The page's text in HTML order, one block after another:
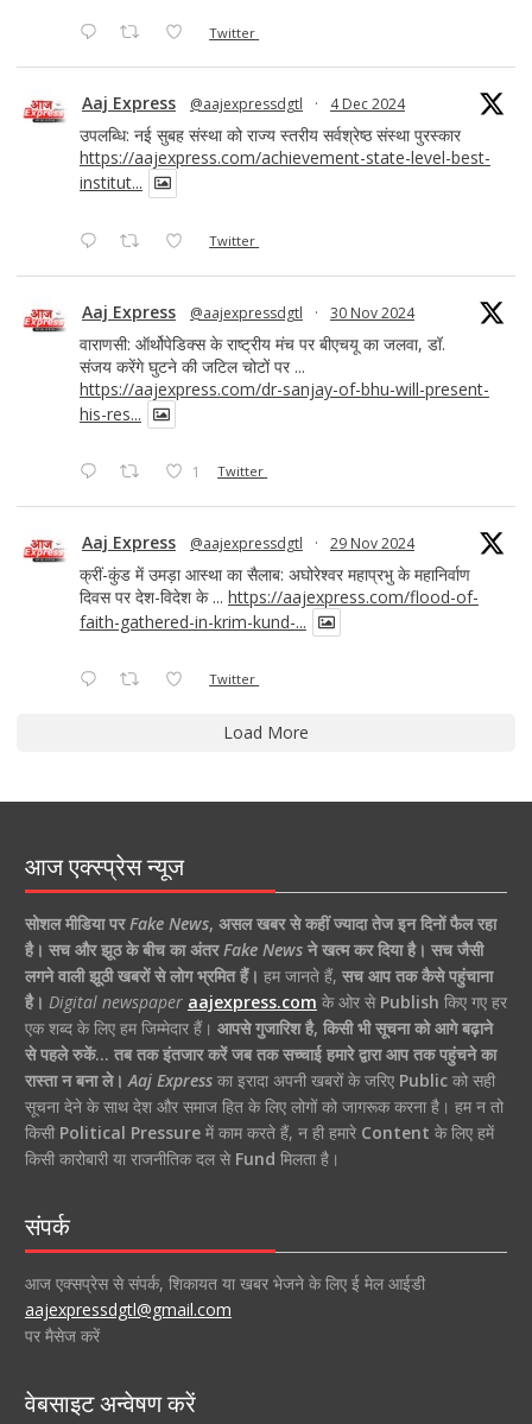
Twitter
Aaj Express @aajexpressdgtl · 4 Dec 2024
उपलब्धि: नई सुबह संस्था को राज्य स्तरीय सर्वश्रेष्ठ संस्था पुरस्कार
https://aajexpress.com/achievement-state-level-best-
institut...
Twitter
Aaj Express @aajexpressdgtl · 30 Nov 2024
वाराणसी: ऑर्थोपेडिक्स के राष्ट्रीय मंच पर बीएचयू का जलवा, डॉ.
संजय करेंगे घुटने की जटिल चोटों पर ...
https://aajexpress.com/dr-sanjay-of-bhu-will-present-
his-res...
1 Twitter
Aaj Express @aajexpressdgtl · 29 Nov 2024
क्रीं-कुंड में उमड़ा आस्था का सैलाब: अघोरेश्वर महाप्रभु के महानिर्वाण
दिवस पर देश-विदेश के ... https://aajexpress.com/flood-of-
faith-gathered-in-krim-kund-...
Twitter
Load More
आज एक्स्प्रेस न्यूज
सोशल मीडिया परFake News, असल खबर से कहीं ज्यादा तेज इन दिनों फैल रहा
है। सच और झूठ के बीच का अंतरFake Newsने खत्म कर दिया है। सच जैसी
लगने वाली झूठी खबरों से लोग भ्रमित हैं। हम जानते हैं, सच आप तक कैसे पहुंचाना
है। Digital newspaper aajexpress.com के ओर से Publish किए गए हर
एक शब्द के लिए हम जिम्मेदार हैं। आपसे गुजारिश है, किसी भी सूचना को आगे बढ़ाने
से पहले रुकें… तब तक इंतजार करें जब तक सच्चाई हमारे द्वारा आप तक पहुंचने का
रास्ता न बना ले। Aaj Expressका इरादा अपनी खबरों के जरिए Publicको सही
सूचना देने के साथ देश और समाज हित के लिए लोगों को जागरूक करना है। हम न तो
किसी Political Pressureमें काम करते हैं, न ही हमारे Content के लिए हमें
किसी कारोबारी या राजनीतिक दल से Fund मिलता है।
संपर्क
आज एक्सप्रेस से संपर्क, शिकायत या खबर भेजने के लिए ई मेल आईडी
aajexpressdgtl@gmail.com
पर मैसेज करें
वेबसाइट अन्वेषण करें